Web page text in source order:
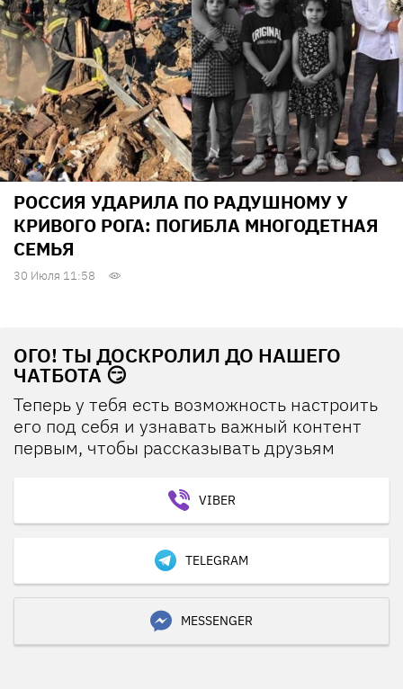
РОССИЯ УДАРИЛА ПО РАДУШНОМУ У
КРИВОГО РОГА: ПОГИБЛА МНОГОДЕТНАЯ
СЕМЬЯ
30 Июля 11:58
ОГО! ТЫ ДОСКРОЛИЛ ДО НАШЕГО
ЧАТБОТА 😏
Теперь у тебя есть возможность настроить
его под себя и узнавать важный контент
первым, чтобы рассказывать друзьям
VIBER
TELEGRAM
MESSENGER